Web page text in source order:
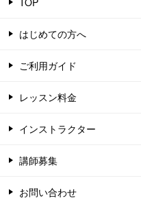
はじめての方へ
ご利用ガイド
レッスン料金
インストラクター
講師募集
お問い合わせ